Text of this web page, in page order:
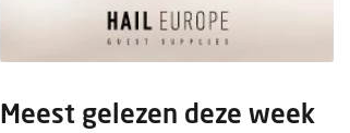
Meest gelezen deze week